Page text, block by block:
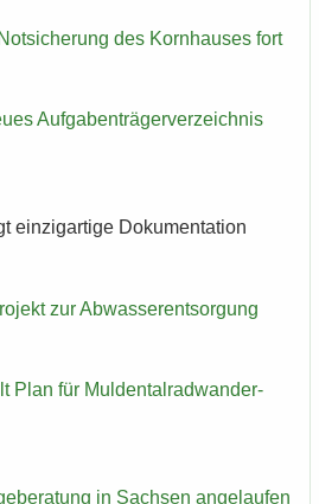
des Korn­hau­ses fort
Auf­ga­ben­trä­ger­ver­zeich­nis
ein­zig­ar­ti­ge Do­ku­men­ta­ti­on
zur Ab­was­ser­ent­sor­gung
Plan für Mul­den­tal­rad­wan­der­
in Sach­sen an­ge­lau­fen